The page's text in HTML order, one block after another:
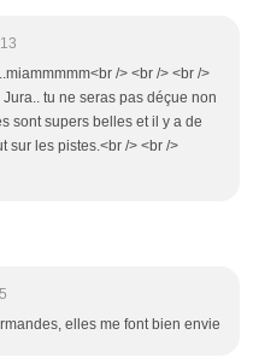
/> <br /> <br />
tu ne seras pas déçue non
sont supers belles et il y a de
sur les pistes.<br /> <br />
elles me font bien envie